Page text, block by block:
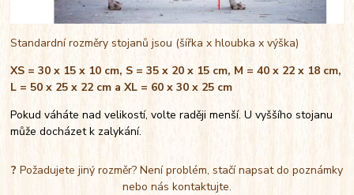
Standardní rozměry stojanů jsou (šířka x hloubka x výška)
XS = 30 x 15 x 10 cm, S = 35 x 20 x 15 cm, M = 40 x 22 x 18 cm,
L = 50 x 25 x 22 cm a XL = 60 x 30 x 25 cm
Pokud váháte nad velikostí, volte raději menší. U vyššího stojanu
může docházet k zalykání.
? Požadujete jiný rozměr? Není problém, stačí napsat do poznámky
nebo nás kontaktujte.